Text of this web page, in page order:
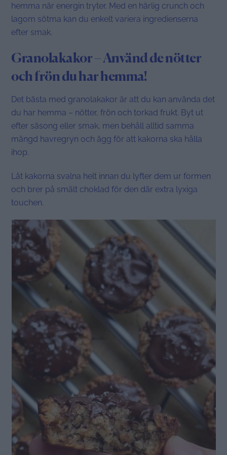
hemma när energin tryter. Med en härlig crunch och
lagom sötma kan du enkelt variera ingredienserna
efter smak.
Granolakakor – Använd de nötter
och frön du har hemma!
Det bästa med granolakakor är att du kan använda det
du har hemma – nötter, frön och torkad frukt. Byt ut
efter säsong eller smak, men behåll alltid samma
mängd havregryn och ägg för att kakorna ska hålla
ihop.
Låt kakorna svalna helt innan du lyfter dem ur formen
och brer på smält choklad för den där extra lyxiga
touchen.